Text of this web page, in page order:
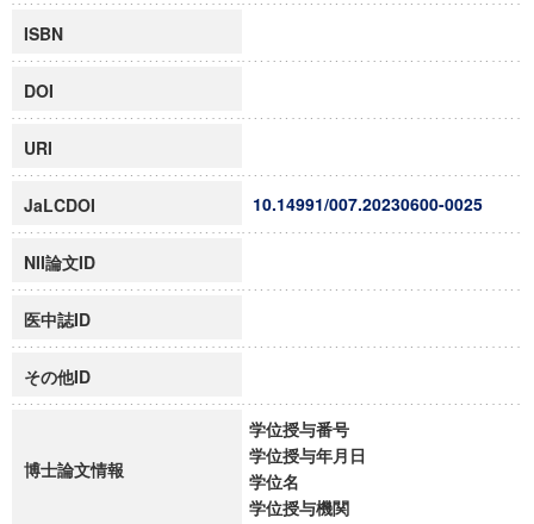
ISBN
DOI
URI
JaLCDOI 10.14991/007.20230600-0025
NII論文ID
医中誌ID
その他ID
博士論文情報
学位授与番号
学位授与年月日
学位名
学位授与機関